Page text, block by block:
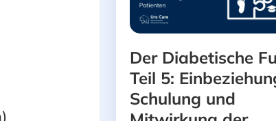
Der Diabetische
Teil 5:
Schulung und